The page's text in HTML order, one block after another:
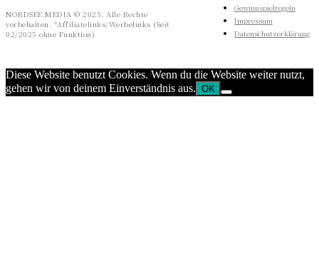
NORDSEE.MEDIA © 2025. Alle Rechte
vorbehalten. *Affiliatelinks/Werbelinks (Seit
02/2025 ohne Funktion)
Gewinnspielregeln
Impressum
Datenschutzerklärung
Diese Website benutzt Cookies. Wenn du die Website weiter nutzt,
gehen wir von deinem Einverständnis aus. OK